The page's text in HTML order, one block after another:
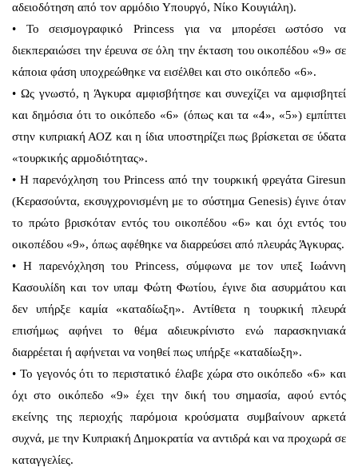
αδειοδότηση από τον αρμόδιο Υπουργό, Νίκο Κουγιάλη).
• Το σεισμογραφικό Princess για να μπορέσει ωστόσο να
διεκπεραιώσει την έρευνα σε όλη την έκταση του οικοπέδου «9» σε
κάποια φάση υποχρεώθηκε να εισέλθει και στο οικόπεδο «6».
• Ως γνωστό, η Άγκυρα αμφισβήτησε και συνεχίζει να αμφισβητεί
και δημόσια ότι το οικόπεδο «6» (όπως και τα «4», «5») εμπίπτει
στην κυπριακή ΑΟΖ και η ίδια υποστηρίζει πως βρίσκεται σε ύδατα
«τουρκικής αρμοδιότητας».
• Η παρενόχληση του Princess από την τουρκική φρεγάτα Giresun
(Κερασούντα, εκσυγχρονισμένη με το σύστημα Genesis) έγινε όταν
το πρώτο βρισκόταν εντός του οικοπέδου «6» και όχι εντός του
οικοπέδου «9», όπως αφέθηκε να διαρρεύσει από πλευράς Άγκυρας.
• Η παρενόχληση του Princess, σύμφωνα με τον υπεξ Ιωάννη
Κασουλίδη και τον υπαμ Φώτη Φωτίου, έγινε δια ασυρμάτου και
δεν υπήρξε καμία «καταδίωξη». Αντίθετα η τουρκική πλευρά
επισήμως αφήνει το θέμα αδιευκρίνιστο ενώ παρασκηνιακά
διαρρέεται ή αφήνεται να νοηθεί πως υπήρξε «καταδίωξη».
• Το γεγονός ότι το περιστατικό έλαβε χώρα στο οικόπεδο «6» και
όχι στο οικόπεδο «9» έχει την δική του σημασία, αφού εντός
εκείνης της περιοχής παρόμοια κρούσματα συμβαίνουν αρκετά
συχνά, με την Κυπριακή Δημοκρατία να αντιδρά και να προχωρά σε
καταγγελίες.